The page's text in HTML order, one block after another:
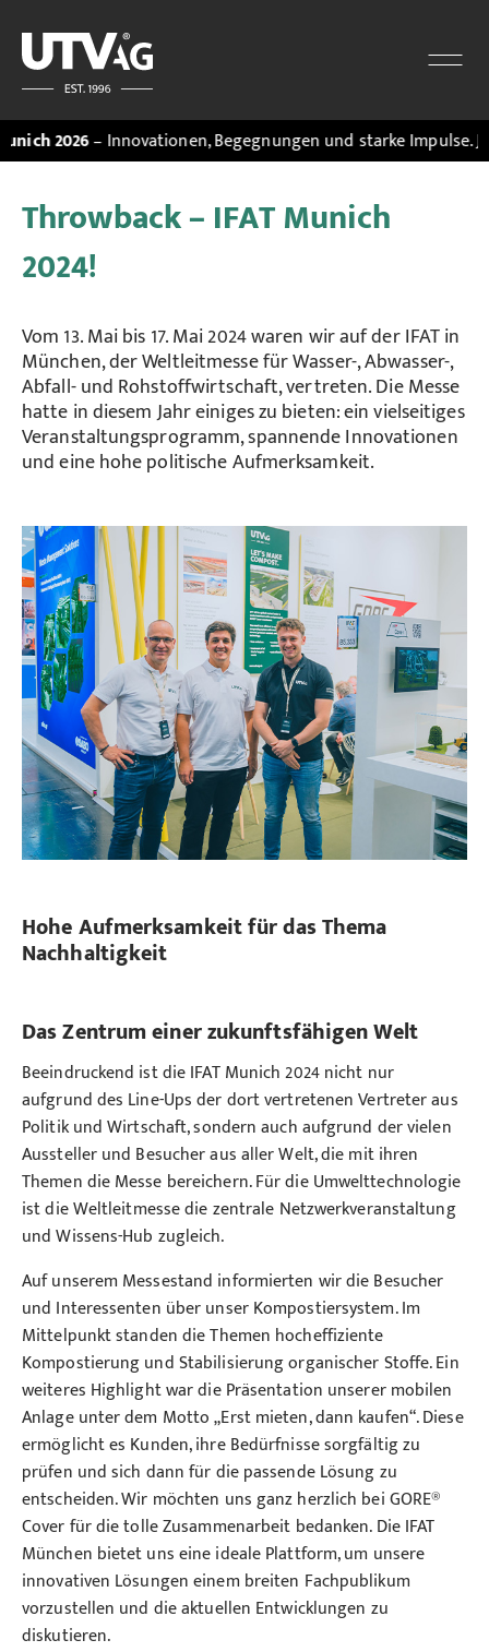
2026– Innovationen, Begegnungen und starke Impulse. Jetzt
Throwback – IFAT Munich
2024!
Vom 13. Mai bis 17. Mai 2024 waren wir auf der IFAT in
München, der Weltleitmesse für Wasser-, Abwasser-,
Abfall- und Rohstoffwirtschaft, vertreten. Die Messe
hatte in diesem Jahr einiges zu bieten: ein vielseitiges
Veranstaltungsprogramm, spannende Innovationen
und eine hohe politische Aufmerksamkeit.
Hohe Aufmerksamkeit für das Thema
Nachhaltigkeit
Das Zentrum einer zukunftsfähigen Welt
Beeindruckend ist die IFAT Munich 2024 nicht nur
aufgrund des Line-Ups der dort vertretenen Vertreter aus
Politik und Wirtschaft, sondern auch aufgrund der vielen
Aussteller und Besucher aus aller Welt, die mit ihren
Themen die Messe bereichern. Für die Umwelttechnologie
ist die Weltleitmesse die zentrale Netzwerkveranstaltung
und Wissens-Hub zugleich.
Auf unserem Messestand informierten wir die Besucher
und Interessenten über unser Kompostiersystem. Im
Mittelpunkt standen die Themen hocheffiziente
Kompostierung und Stabilisierung organischer Stoffe. Ein
weiteres Highlight war die Präsentation unserer mobilen
Anlage unter dem Motto „Erst mieten, dann kaufen“. Diese
ermöglicht es Kunden, ihre Bedürfnisse sorgfältig zu
prüfen und sich dann für die passende Lösung zu
entscheiden. Wir möchten uns ganz herzlich bei GORE®
Cover für die tolle Zusammenarbeit bedanken. Die IFAT
München bietet uns eine ideale Plattform, um unsere
innovativen Lösungen einem breiten Fachpublikum
vorzustellen und die aktuellen Entwicklungen zu
diskutieren.